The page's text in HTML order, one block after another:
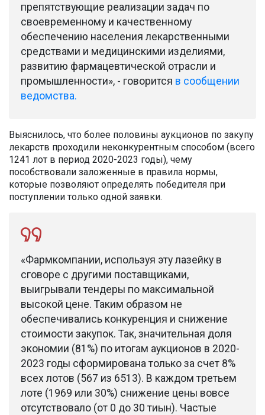
препятствующие реализации задач по
своевременному и качественному
обеспечению населения лекарственными
средствами и медицинскими изделиями,
развитию фармацевтической отрасли и
промышленности», - говорится в сообщении
ведомства.
Выяснилось, что более половины аукционов по закупу
лекарств проходили неконкурентным способом (всего
1241 лот в период 2020-2023 годы), чему
пособствовали заложенные в правила нормы,
которые позволяют определять победителя при
поступлении только одной заявки.
«Фармкомпании, используя эту лазейку в
сговоре с другими поставщиками,
выигрывали тендеры по максимальной
высокой цене. Таким образом не
обеспечивались конкуренция и снижение
стоимости закупок. Так, значительная доля
экономии (81%) по итогам аукционов в 2020-
2023 годы сформирована только за счет 8%
всех лотов (567 из 6513). В каждом третьем
лоте (1969 или 30%) снижение цены вовсе
отсутствовало (от 0 до 30 тиын). Частые